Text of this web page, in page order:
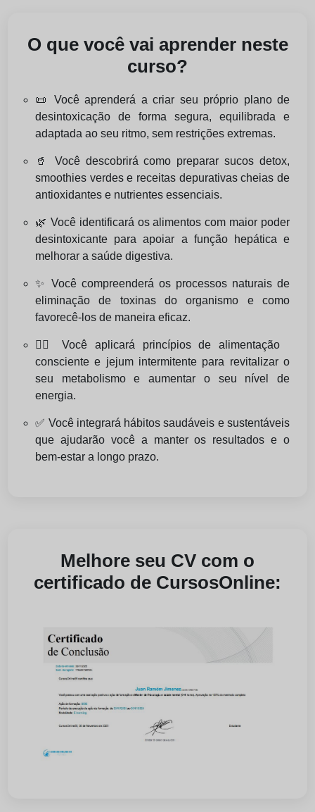
O que você vai aprender neste
curso?
📜 Você aprenderá a criar seu próprio plano de
desintoxicação de forma segura, equilibrada e
adaptada ao seu ritmo, sem restrições extremas.
🥤 Você descobrirá como preparar sucos detox,
smoothies verdes e receitas depurativas cheias de
antioxidantes e nutrientes essenciais.
🌿 Você identificará os alimentos com maior poder
desintoxicante para apoiar a função hepática e
melhorar a saúde digestiva.
✨ Você compreenderá os processos naturais de
eliminação de toxinas do organismo e como
favorecê-los de maneira eficaz.
🧘‍♀️ Você aplicará princípios de alimentação
consciente e jejum intermitente para revitalizar o
seu metabolismo e aumentar o seu nível de
energia.
✅ Você integrará hábitos saudáveis e sustentáveis
que ajudarão você a manter os resultados e o
bem-estar a longo prazo.
Melhore seu CV com o
certificado de CursosOnline: